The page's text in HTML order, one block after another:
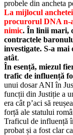
probele din ancheta
La mijlocul
procurorul DNA n-a
nimic. În linii mari,
contractele
investigate. S-a
atât.
În esență, miezul
trafic de influență
unui dosar ANI în
funcții din Justiție a
era cât p’aci să
forță ale statului
Traficul de influență
probat și a fost clar